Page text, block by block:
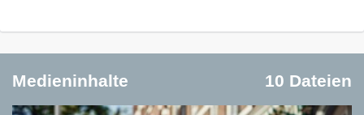
Medieninhalte 10 Dateien